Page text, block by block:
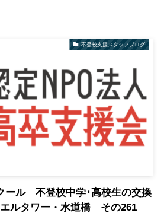
不登校支援スタッフブログ
ール 不登校中学･高校生の交換
ルタワー・水道橋 その261